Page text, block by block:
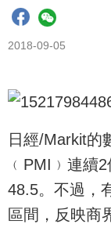
2018-09-05
日經/Markit的
﹙PMI﹚連續
48.5。不過，
區間，反映商